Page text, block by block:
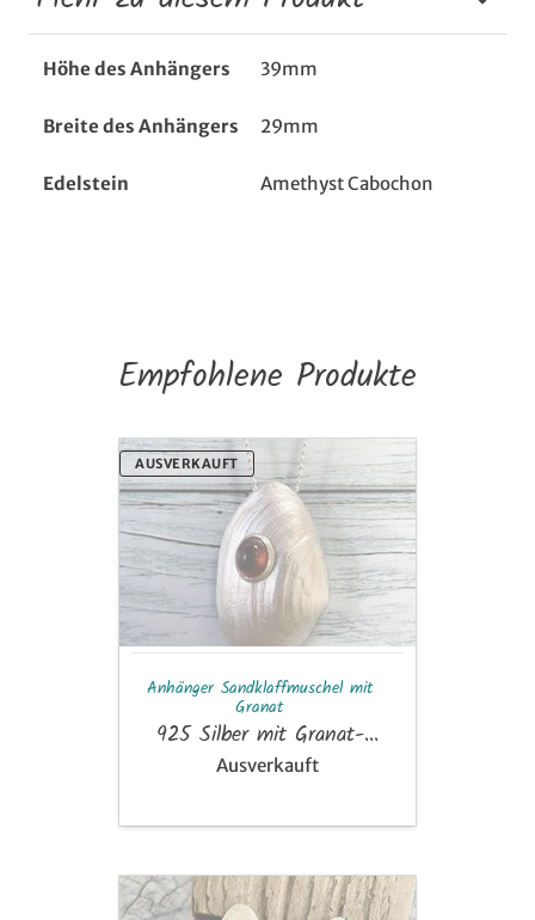
Höhe des Anhängers 39mm
Breite des Anhängers 29mm
Edelstein Amethyst Cabochon
Empfohlene Produkte
Anhänger
Sandklaffmuschel
mit
Granat
AUSVERKAUFT
Anhänger Sandklaffmuschel mit
Granat
925 Silber mit Granat-...
Ausverkauft
Ohrhänger